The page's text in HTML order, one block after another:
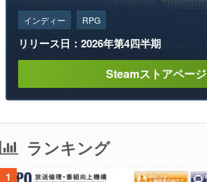
インディー RPG
リリース日：2026年第4四半期
Steamストアページ
ランキング
1